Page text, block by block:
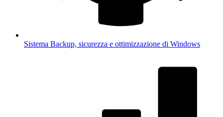
Sistema Backup, sicurezza e ottimizzazione di Windows